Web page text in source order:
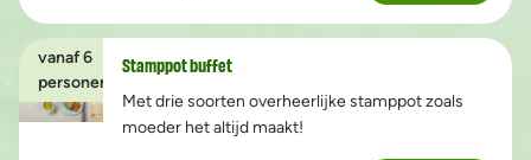
vanaf 6
personen
Stamppot buffet
Met drie soorten overheerlijke stamppot zoals
moeder het altijd maakt!